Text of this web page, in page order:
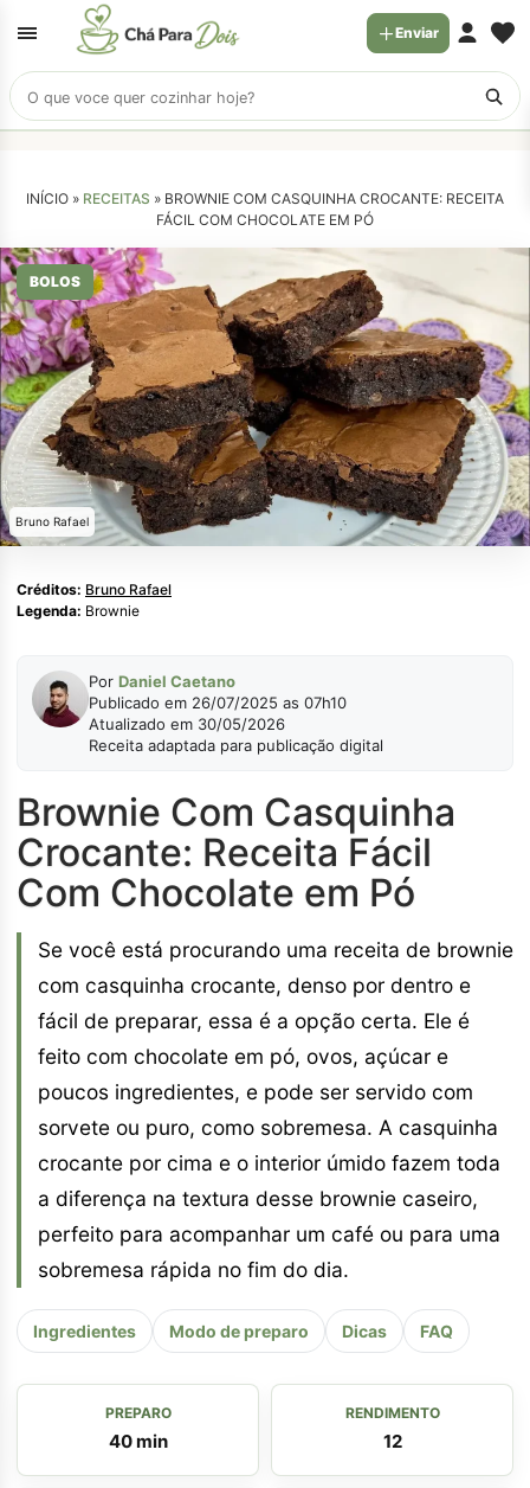
Buscar
receitas
Enviar
INÍCIO » RECEITAS » BROWNIE COM CASQUINHA CROCANTE: RECEITA
FÁCIL COM CHOCOLATE EM PÓ
BOLOS
Bruno Rafael
Créditos: Bruno Rafael
Legenda: Brownie
Por Daniel Caetano
Publicado em 26/07/2025 as 07h10
Atualizado em 30/05/2026
Receita adaptada para publicação digital
Brownie Com Casquinha
Crocante: Receita Fácil
Com Chocolate em Pó
Se você está procurando uma receita de brownie
com casquinha crocante, denso por dentro e
fácil de preparar, essa é a opção certa. Ele é
feito com chocolate em pó, ovos, açúcar e
poucos ingredientes, e pode ser servido com
sorvete ou puro, como sobremesa. A casquinha
crocante por cima e o interior úmido fazem toda
a diferença na textura desse brownie caseiro,
perfeito para acompanhar um café ou para uma
sobremesa rápida no fim do dia.
Ingredientes Modo de preparo Dicas FAQ
PREPARO
40 min
RENDIMENTO
12